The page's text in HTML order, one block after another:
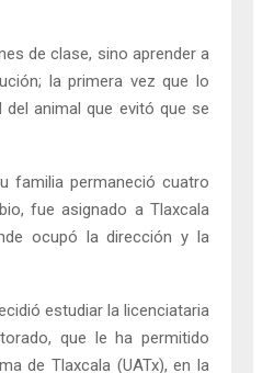
de clase, sino aprender a
la primera vez que lo
animal que evitó que se
familia permaneció cuatro
fue asignado a Tlaxcala
ocupó la dirección y la
estudiar la licenciataria
que le ha permitido
de Tlaxcala (UATx), en la